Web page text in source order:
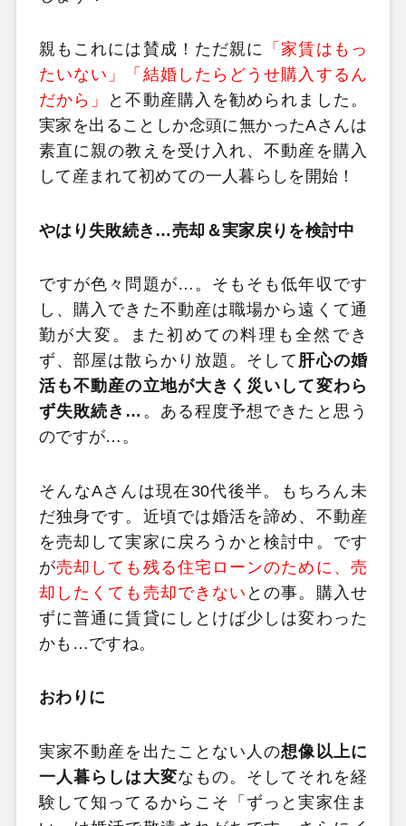
親もこれには賛成！ただ親に 「家賃はもっ
たいない」「結婚したらどうせ購入するん
だから」
と不動産購入を勧められました。
実家を出ることしか念頭に無かったAさんは
素直に親の教えを受け入れ、不動産を購入
して産まれて初めての一人暮らしを開始！
やはり失敗続き…売却＆実家戻りを検討中
ですが色々問題が…。そもそも低年収です
し、購入できた不動産は職場から遠くて通
勤が大変。また初めての料理も全然でき
ず、部屋は散らかり放題。そして 肝心の婚
活も不動産の立地が大きく災いして変わら
ず失敗続き… 。ある程度予想できたと思う
のですが…。
そんなAさんは現在30代後半。もちろん未
だ独身です。近頃では婚活を諦め、不動産
を売却して実家に戻ろうかと検討中。です
が売却しても残る住宅ローンのために、売
却したくても売却できない との事。購入せ
ずに普通に賃貸にしとけば少しは変わった
かも…ですね。
おわりに
実家不動産を出たことない人の想像以上に
一人暮らしは大変なもの。そしてそれを経
験して知ってるからこそ「ずっと実家住ま